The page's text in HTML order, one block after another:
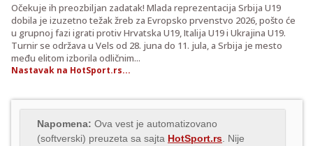
Očekuje ih preozbiljan zadatak! Mlada reprezentacija Srbija U19
dobila je izuzetno težak žreb za Evropsko prvenstvo 2026, pošto će
u grupnoj fazi igrati protiv Hrvatska U19, Italija U19 i Ukrajina U19.
Turnir se održava u Vels od 28. juna do 11. jula, a Srbija je mesto
među elitom izborila odličnim...
Nastavak na HotSport.rs...
Napomena: Ova vest je automatizovano
(softverski) preuzeta sa sajta HotSport.rs . Nije